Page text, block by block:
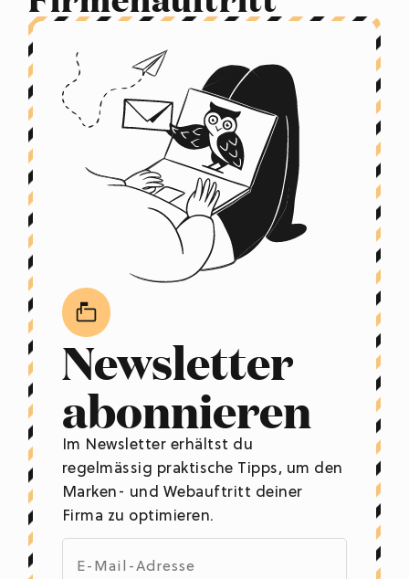
Newsletter
abonnieren
Im Newsletter erhältst du
regelmässig praktische Tipps, um den
Marken- und Webauftritt deiner
Firma zu optimieren.